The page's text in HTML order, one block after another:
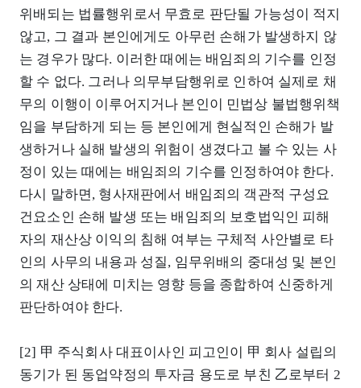
위배되는 법률행위로서 무효로 판단될 가능성이 적지
않고, 그 결과 본인에게도 아무런 손해가 발생하지 않
는 경우가 많다. 이러한 때에는 배임죄의 기수를 인정
할 수 없다. 그러나 의무부담행위로 인하여 실제로 채
무의 이행이 이루어지거나 본인이 민법상 불법행위책
임을 부담하게 되는 등 본인에게 현실적인 손해가 발
생하거나 실해 발생의 위험이 생겼다고 볼 수 있는 사
정이 있는 때에는 배임죄의 기수를 인정하여야 한다.
다시 말하면, 형사재판에서 배임죄의 객관적 구성요
건요소인 손해 발생 또는 배임죄의 보호법익인 피해
자의 재산상 이익의 침해 여부는 구체적 사안별로 타
인의 사무의 내용과 성질, 임무위배의 중대성 및 본인
의 재산 상태에 미치는 영향 등을 종합하여 신중하게
판단하여야 한다.
[2] 甲 주식회사 대표이사인 피고인이 甲 회사 설립의
동기가 된 동업약정의 투자금 용도로 부친 乙로부터 2